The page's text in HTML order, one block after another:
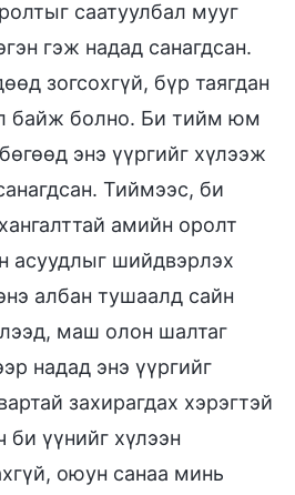
саатуулбал мууг
гэж надад санагдсан.
зогсохгүй, бүр таягдан
байж болно. Би тийм юм
энэ үүргийг хүлээж
Тиймээс, би
амийн оролт
асуудлыг шийдвэрлэх
албан тушаалд сайн
маш олон шалтаг
надад энэ үүргийг
захирагдах хэрэгтэй
би үүнийг хүлээн
оюун санаа минь